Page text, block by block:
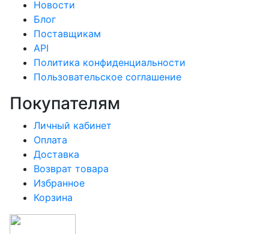
Новости
Блог
Поставщикам
API
Политика конфиденциальности
Пользовательское соглашение
Покупателям
Личный кабинет
Оплата
Доставка
Возврат товара
Избранное
Корзина